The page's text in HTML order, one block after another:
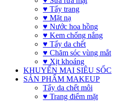
♥ Tẩy trang
♥ Mặt nạ
♥ Nước hoa hồng
♥ Kem chống nắng
♥ Tẩy da chết
♥ Chăm sóc vùng mắt
♥ Xịt khoáng
KHUYẾN MẠI SIÊU SỐC
SẢN PHẨM MAKEUP
Tẩy da chết môi
♥ Trang điểm mặt